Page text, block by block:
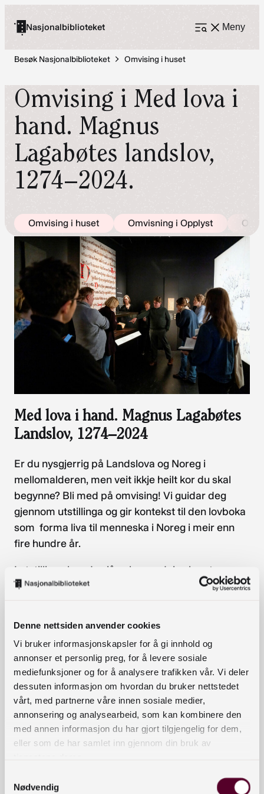
Denne nettsiden anvender cookies
Vi bruker informasjonskapsler for å gi innhold og
annonser et personlig preg, for å levere sosiale
mediefunksjoner og for å analysere trafikken vår. Vi deler
dessuten informasjon om hvordan du bruker nettstedet
vårt, med partnerne våre innen sosiale medier,
annonsering og analysearbeid, som kan kombinere den
med annen informasjon du har gjort tilgjengelig for dem,
eller som de har samlet inn gjennom din bruk av
Nødvendig
Nasjonalbiblioteket Meny
Åpne
Besøk Nasjonalbiblioteket
Omvising i huset
Omvising i Med lova i
hand. Magnus
Lagabøtes landslov,
1274–2024.
Omvising i huset Omvisning i Opplyst
Med lova i hand. Magnus Lagabøtes
Landslov, 1274–2024
Er du nysgjerrig på Landslova og Noreg i
mellomalderen, men veit ikkje heilt kor du skal
begynne? Bli med på omvising! Vi guidar deg
gjennom utstillinga og gir kontekst til den lovboka
som forma liva til menneska i Noreg i meir enn
fire hundre år.
I utstillinga kan du sjå nokre av dei vakraste
eksemplara av Magnus Lagabøtes landslov, i
om utviklinga av ein norsk stat og identitet, og om
korleis landet vart samla under éin lov.
Utstillinga står til 14. september, og vi skal ha eit
kontinuerleg omvisningstilbud gjennom heile
utstillingsperioden.Alle resterende omvisninger
ligger ute. Det blir ikke lagt til flere.
Husomvisning
og omvisning i